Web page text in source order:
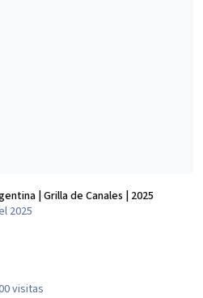
| Grilla de Canales | 2025
2025
visitas